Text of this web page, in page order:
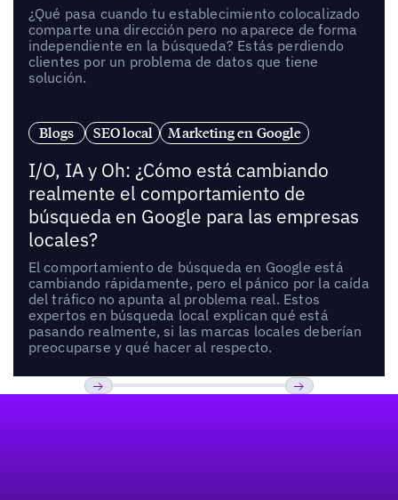
¿Qué pasa cuando tu establecimiento colocalizado
comparte una dirección pero no aparece de forma
independiente en la búsqueda? Estás perdiendo
clientes por un problema de datos que tiene
solución.
Blogs SEO local Marketing en Google
I/O, IA y Oh: ¿Cómo está cambiando
realmente el comportamiento de
búsqueda en Google para las empresas
locales?
El comportamiento de búsqueda en Google está
cambiando rápidamente, pero el pánico por la caída
del tráfico no apunta al problema real. Estos
expertos en búsqueda local explican qué está
pasando realmente, si las marcas locales deberían
preocuparse y qué hacer al respecto.